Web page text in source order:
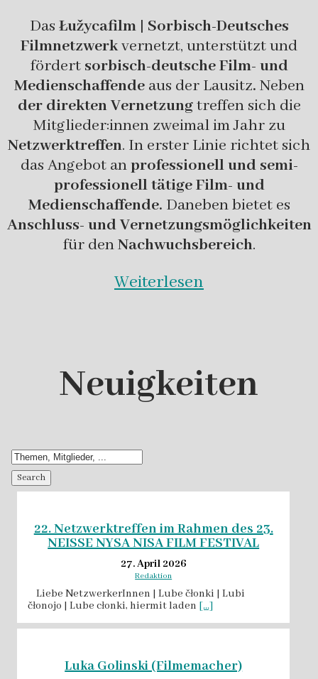
Das Łužycafilm | Sorbisch-Deutsches
Filmnetzwerkvernetzt, unterstützt und
fördertsorbisch-deutsche Film- und
Medienschaffendeaus der Lausitz. Neben
der direkten Vernetzungtreffen sich die
Mitglieder:innen zweimal im Jahr zu
Netzwerktreffen. In erster Linie richtet sich
das Angebot anprofessionell und semi-
professionell tätige Film- und
Medienschaffende. Daneben bietet es
Anschluss- und Vernetzungsmöglichkeiten
für denNachwuchsbereich.
Weiterlesen
Neuigkeiten
22. Netzwerktreffen im Rahmen des 23.
NEISSE NYSA NISA FILM FESTIVAL
27. April 2026
Redaktion
Liebe NetzwerkerInnen | Lube čłonki | Lubi
čłonojo | Lube cłonki, hiermit laden [...]
Luka Golinski (Filmemacher)